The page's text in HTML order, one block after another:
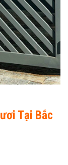
Tại Bắc